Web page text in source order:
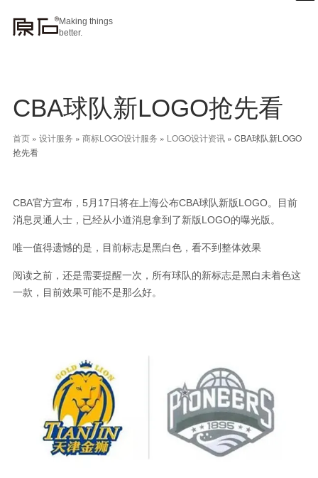
Making things
better.
CBA球队新LOGO抢先看
首页 » 设计服务 » 商标LOGO设计服务 » LOGO设计资讯 » CBA球队新LOGO
抢先看
CBA官方宣布，5月17日将在上海公布CBA球队新版LOGO。目前
消息灵通人士，已经从小道消息拿到了新版LOGO的曝光版。
唯一值得遗憾的是，目前标志是黑白色，看不到整体效果
阅读之前，还是需要提醒一次，所有球队的新标志是黑白未着色这
一款，目前效果可能不是那么好。